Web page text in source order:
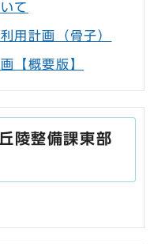
て
用計画（骨子）
【概要版】
陵整備課東部